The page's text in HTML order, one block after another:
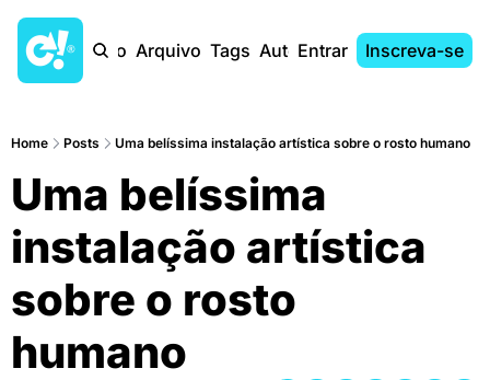
Início Arquivo Tags AutoresEntrar Inscreva-se
Home Posts Uma belíssima instalação artística sobre o rosto humano
Uma belíssima
instalação artística
sobre o rosto
humano